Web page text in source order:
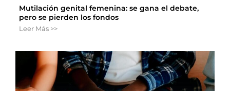
Mutilación genital femenina: se gana el debate,
pero se pierden los fondos
Leer Más >>